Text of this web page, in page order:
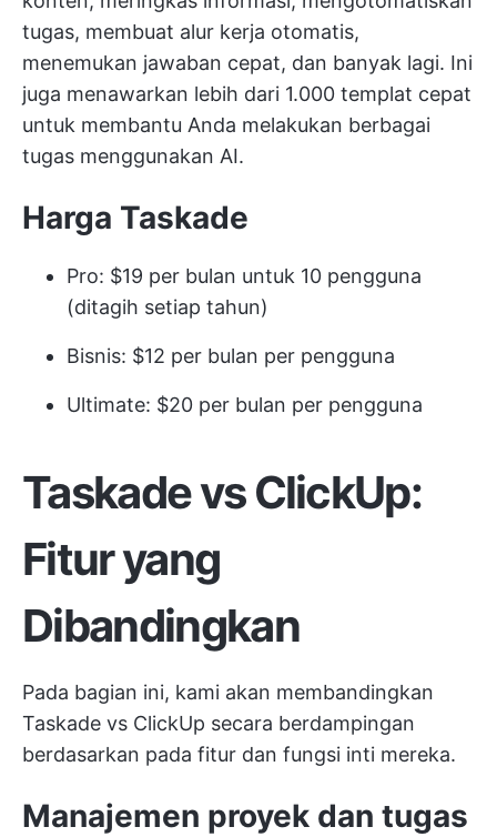
tugas, membuat alur kerja otomatis,
menemukan jawaban cepat, dan banyak lagi. Ini
juga menawarkan lebih dari 1.000 templat cepat
untuk membantu Anda melakukan berbagai
tugas menggunakan AI.
Harga Taskade
Pro: $19 per bulan untuk 10 pengguna
(ditagih setiap tahun)
Bisnis: $12 per bulan per pengguna
Ultimate: $20 per bulan per pengguna
Taskade vs ClickUp:
Fitur yang
Dibandingkan
Pada bagian ini, kami akan membandingkan
Taskade vs ClickUp secara berdampingan
berdasarkan pada fitur dan fungsi inti mereka.
Manajemen proyek dan tugas